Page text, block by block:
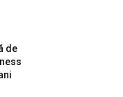
de